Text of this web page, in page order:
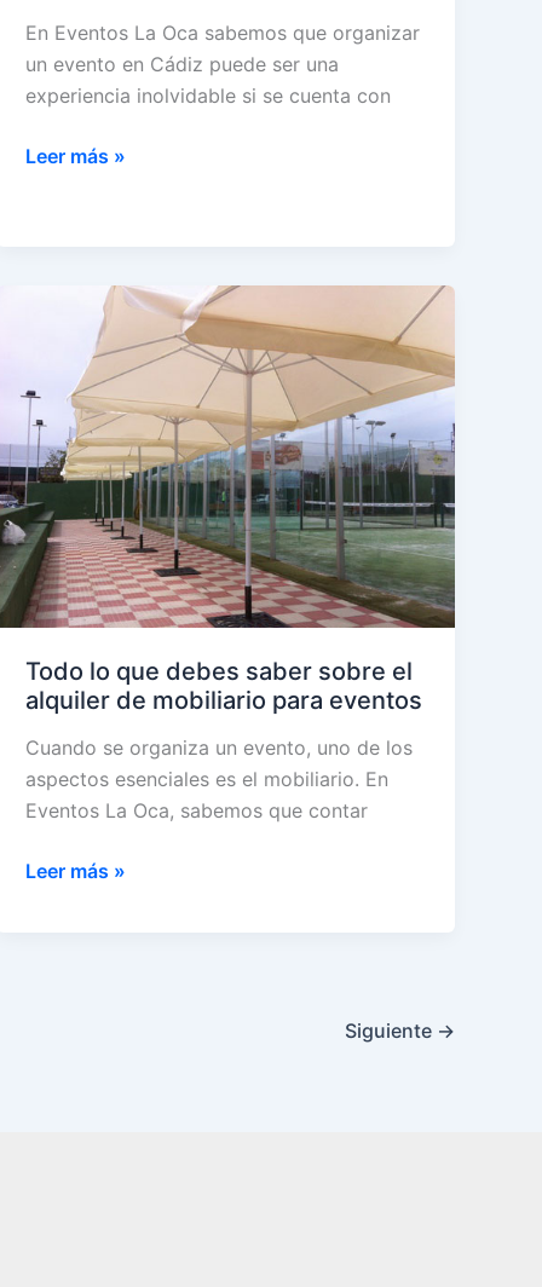
En Eventos La Oca sabemos que organizar
un evento en Cádiz puede ser una
experiencia inolvidable si se cuenta con
Cómo
mejor
alquiler
de
equipamiento
Leer más »
Todo lo que debes saber sobre el
alquiler de mobiliario para eventos
Cuando se organiza un evento, uno de los
aspectos esenciales es el mobiliario. En
Eventos La Oca, sabemos que contar
Todo
Leer más »
Siguiente →